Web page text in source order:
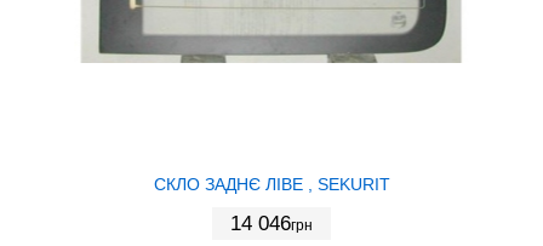
СКЛО ЗАДНЄ ЛІВЕ , SEKURIT
14 046грн